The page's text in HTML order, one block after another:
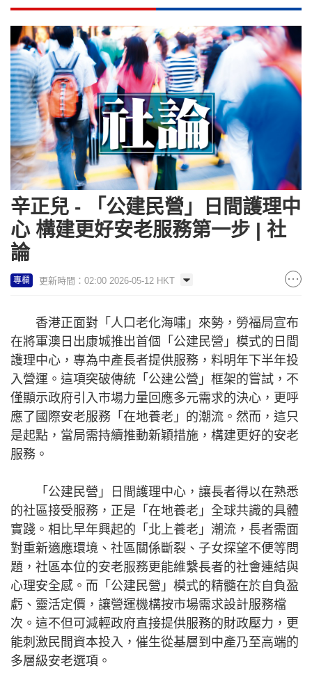
辛正兒 - 「公建民營」日間護理中
心 構建更好安老服務第一步 | 社
論
專欄 更新時間：02:00 2026-05-12 HKT
香港正面對「人口老化海嘯」來勢，勞福局宣布
在將軍澳日出康城推出首個「公建民營」模式的日間
護理中心，專為中產長者提供服務，料明年下半年投
入營運。這項突破傳統「公建公營」框架的嘗試，不
僅顯示政府引入市場力量回應多元需求的決心，更呼
應了國際安老服務「在地養老」的潮流。然而，這只
是起點，當局需持續推動新穎措施，構建更好的安老
服務。
「公建民營」日間護理中心，讓長者得以在熟悉
的社區接受服務，正是「在地養老」全球共識的具體
實踐。相比早年興起的「北上養老」潮流，長者需面
對重新適應環境、社區關係斷裂、子女探望不便等問
題，社區本位的安老服務更能維繫長者的社會連結與
心理安全感。而「公建民營」模式的精髓在於自負盈
虧、靈活定價，讓營運機構按市場需求設計服務檔
次。這不但可減輕政府直接提供服務的財政壓力，更
能刺激民間資本投入，催生從基層到中產乃至高端的
多層級安老選項。